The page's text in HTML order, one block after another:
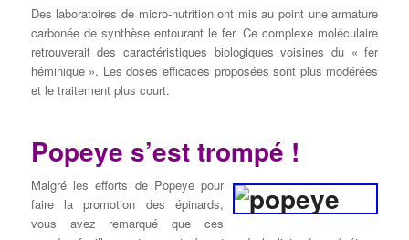
Des laboratoires de micro-nutrition ont mis au point une armature
carbonée de synthèse entourant le fer. Ce complexe moléculaire
retrouverait des caractéristiques biologiques voisines du « fer
héminique ». Les doses efficaces proposées sont plus modérées
et le traitement plus court.
Popeye s’est trompé !
Malgré les efforts de Popeye pour
faire la promotion des épinards,
vous avez remarqué que ces